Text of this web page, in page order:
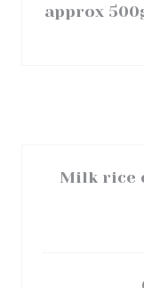
approx
Milk rice